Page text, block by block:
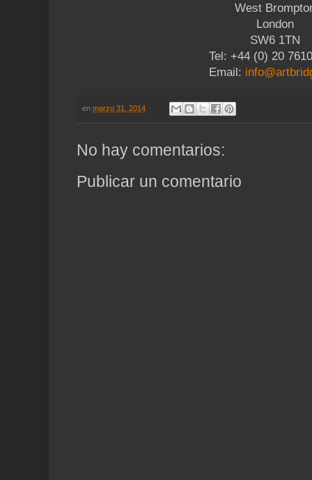
West
London
SW6 1TN
Tel: +44 (0) 20
Email:
en marzo 31, 2014
No hay comentarios:
Publicar un comentario